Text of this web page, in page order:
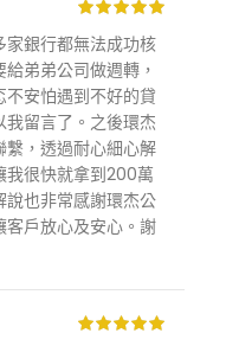
家銀行都無法成功核
弟弟公司做週轉，
安怕遇到不好的貸
留言了。之後環杰
，透過耐心細心解
我很快就拿到200萬
也非常感謝環杰公
客戶放心及安心。謝